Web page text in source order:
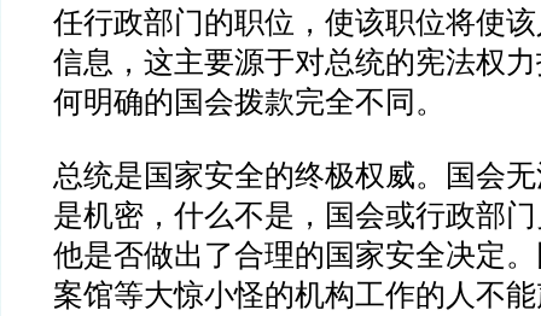
任行政部门的职位，使该职位将使
信息，这主要源于对总统的宪法权
何明确的国会拨款完全不同。
总统是国家安全的终极权威。国会
是机密，什么不是，国会或行政部
他是否做出了合理的国家安全决定
案馆等大惊小怪的机构工作的人不